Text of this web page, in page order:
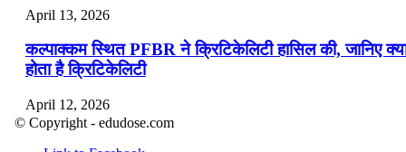
April 13, 2026
कल्पाक्कम स्थित PFBR ने क्रिटिकेलिटी हासिल की, जानिए
होता है क्रिटिकेलिटी
April 12, 2026
© Copyright - edudose.com